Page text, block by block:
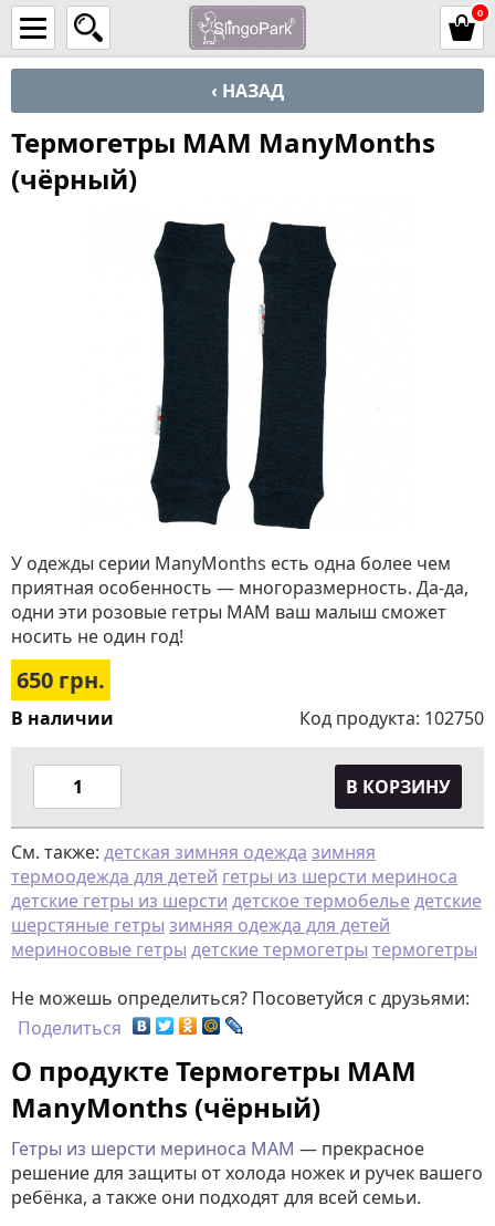
0
‹ НАЗАД
Термогетры MAM ManyMonths
(чёрный)
У одежды серии ManyMonths есть одна более чем
приятная особенность — многоразмерность. Да-да,
одни эти розовые гетры МАМ ваш малыш сможет
носить не один год!
650 грн.
В наличии Код продукта: 102750
В КОРЗИНУ
См. также: детская зимняя одежда зимняя
термоодежда для детей гетры из шерсти мериноса
детские гетры из шерсти детское термобельедетские
шерстяные гетры зимняя одежда для детей
мериносовые гетры детские термогетры термогетры
Не можешь определиться? Посоветуйся с друзьями:
Поделиться
О продукте Термогетры MAM
ManyMonths (чёрный)
Гетры из шерсти мериноса MAM — прекрасное
решение для защиты от холода ножек и ручек вашего
ребёнка, а также они подходят для всей семьи.